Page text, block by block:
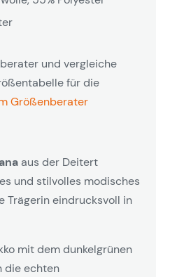
und vergleiche
für die
Größenberater
aus der Deitert
und stilvolles modisches
Trägerin eindrucksvoll in
mit dem dunkelgrünen
die echten